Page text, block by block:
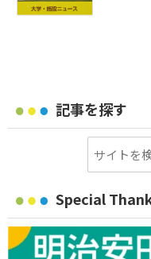
記事を探す
Special